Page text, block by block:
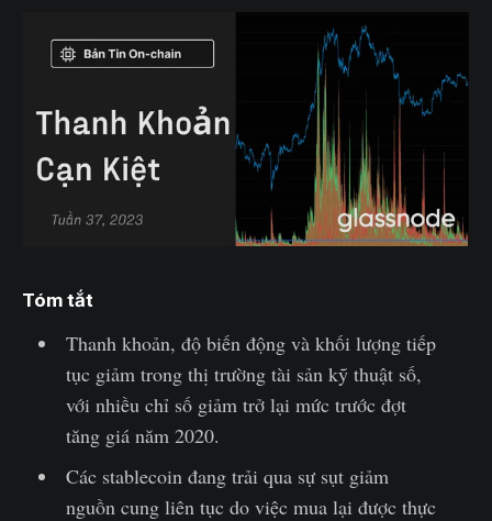
Tóm tắt
Thanh khoản, độ biến động và khối lượng tiếp
tục giảm trong thị trường tài sản kỹ thuật số,
với nhiều chỉ số giảm trở lại mức trước đợt
tăng giá năm 2020.
Các stablecoin đang trải qua sự sụt giảm
nguồn cung liên tục do việc mua lại được thực